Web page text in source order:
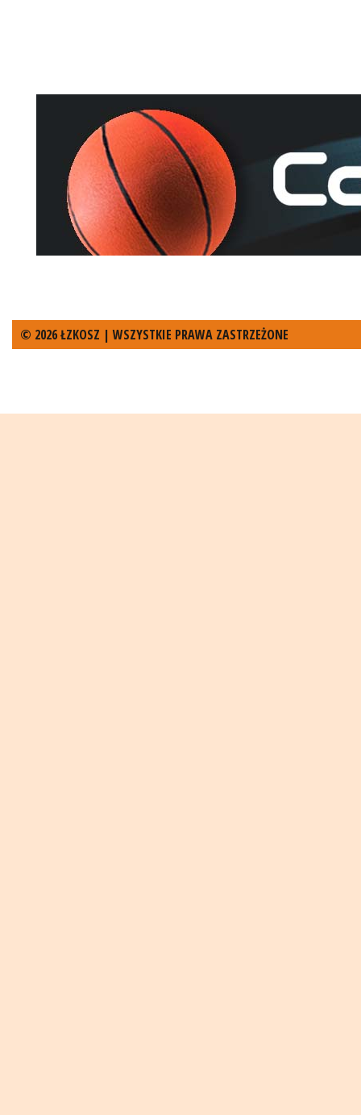
© 2026 ŁZKOSZ | WSZYSTKIE PRAWA ZASTRZEŻONE